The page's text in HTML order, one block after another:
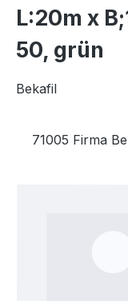
L:20m x
50, grün
Bekafil
71005 Firma